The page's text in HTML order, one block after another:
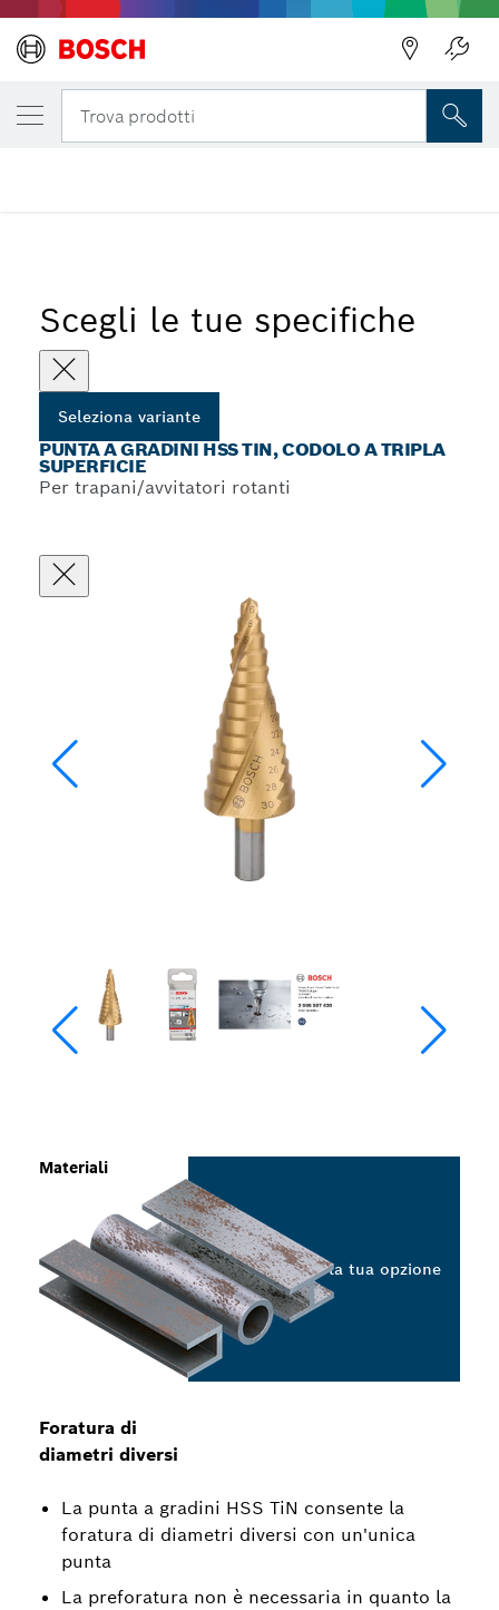
Trova prodotti
Scegli le tue specifiche
Seleziona variante
PUNTA A GRADINI HSS TIN, CODOLO A TRIPLA
SUPERFICIE
Per trapani/avvitatori rotanti
Foratura di
diametri diversi
La punta a gradini HSS TiN consente la
foratura di diametri diversi con un'unica
punta
La preforatura non è necessaria in quanto la
Materiali
Seleziona la tua opzione
LA TUA VARIANTE SELEZIONATA
Punta a gradini HSS TiN, codolo a tripla